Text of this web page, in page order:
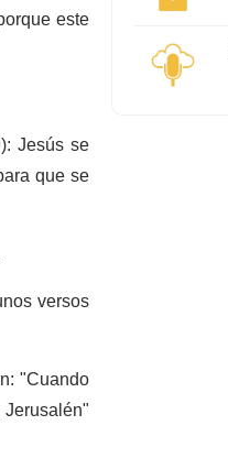
este
Jesús se
que se
versos
"Cuando